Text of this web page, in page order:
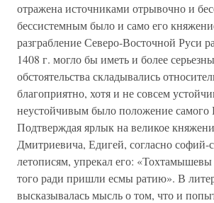
отражена источниками отрывочно и
бессистемным было и само его
разграбление Северо-Восточной Руси
1408 г. могло бы иметь и более
обстоятельства складывались
благоприятно, хотя и не совсем
неустойчивым было положение самого
Подтверждая ярлык на великое
Дмитриевича, Едигей, согласно софий-
летописям, упрекал его: «Тохтамышевы
того ради пришли есмы ратию». В
высказывалась мысль о том, что и